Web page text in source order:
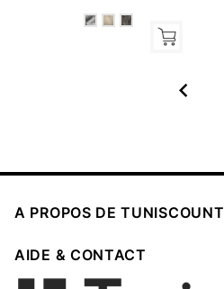

A PROPOS DE TUNISCOUNT
AIDE & CONTACT